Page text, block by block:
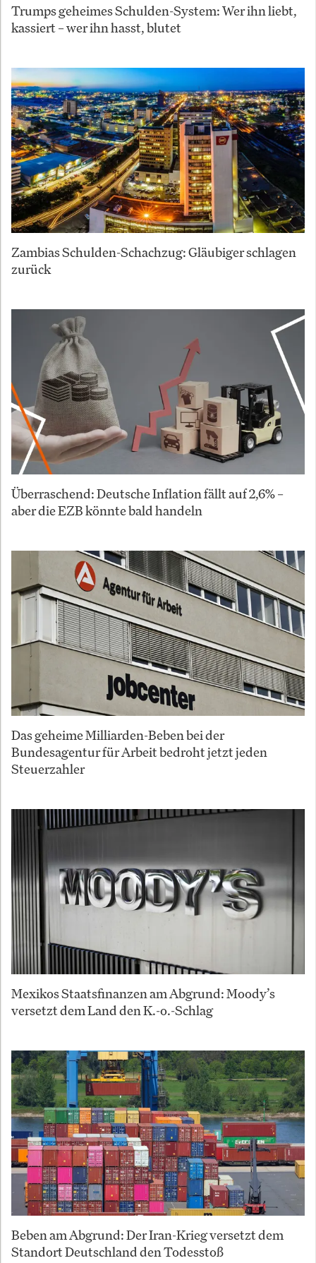
Trumps geheimes Schulden-System: Wer ihn liebt,
kassiert – wer ihn hasst, blutet
Zambias Schulden-Schachzug: Gläubiger schlagen
zurück
Überraschend: Deutsche Inflation fällt auf 2,6% –
aber die EZB könnte bald handeln
Das geheime Milliarden-Beben bei der
Bundesagentur für Arbeit bedroht jetzt jeden
Steuerzahler
Mexikos Staatsfinanzen am Abgrund: Moody’s
versetzt dem Land den K.-o.-Schlag
Beben am Abgrund: Der Iran-Krieg versetzt dem
Standort Deutschland den Todesstoß